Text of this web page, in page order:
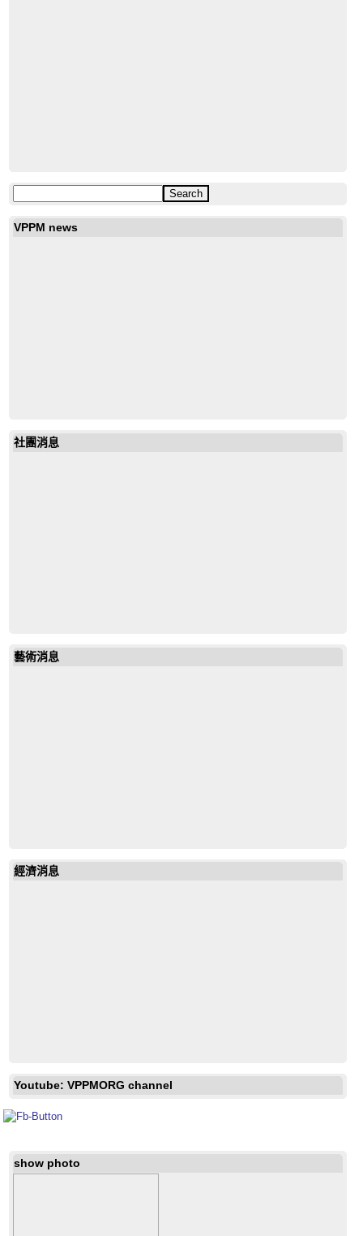
VPPM news
社團消息
藝術消息
經濟消息
Youtube: VPPMORG channel
show photo